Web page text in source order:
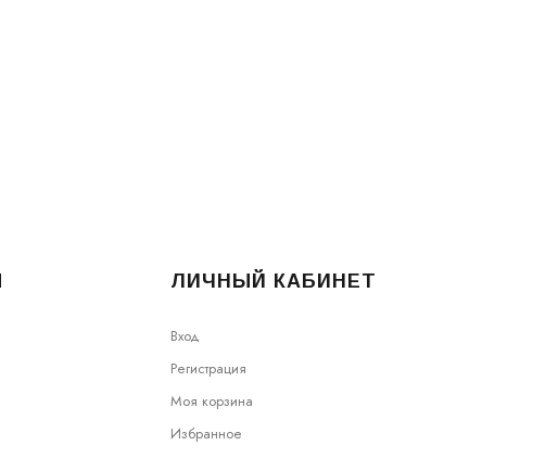
ЛИЧНЫЙ КАБИНЕТ
Вход
Регистрация
Моя корзина
Избранное